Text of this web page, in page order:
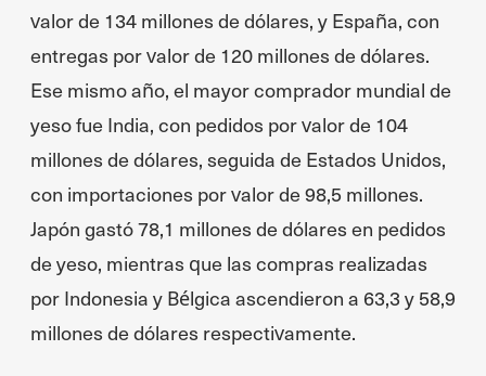
valor de 134 millones de dólares, y España, con
entregas por valor de 120 millones de dólares.
Ese mismo año, el mayor comprador mundial de
yeso fue India, con pedidos por valor de 104
millones de dólares, seguida de Estados Unidos,
con importaciones por valor de 98,5 millones.
Japón gastó 78,1 millones de dólares en pedidos
de yeso, mientras que las compras realizadas
por Indonesia y Bélgica ascendieron a 63,3 y 58,9
millones de dólares respectivamente.